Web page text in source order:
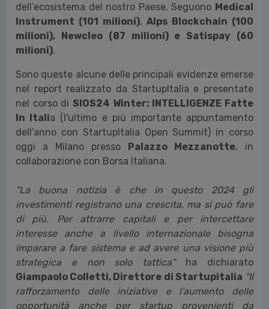
dell’ecosistema del nostro Paese. Seguono Medical
Instrument (101 milioni),Alps Blockchain (100
milioni), Newcleo (87 milioni) e Satispay (60
milioni).
Sono queste alcune delle principali evidenze emerse
nel report realizzato da StartupItalia e presentate
nel corso di SIOS24 Winter: INTELLIGENZE Fatte
In Italia (l'ultimo e più importante appuntamento
dell’anno con StartupItalia Open Summit) in corso
oggi a Milano presso Palazzo Mezzanotte, in
collaborazione con Borsa Italiana.
“La buona notizia è che in questo 2024 gli
investimenti registrano una crescita, ma si può fare
di più. Per attrarre capitali e per intercettare
interesse anche a livello internazionale bisogna
imparare a fare sistema e ad avere una visione più
strategica e non solo tattica” ha dichiarato
Giampaolo Colletti, Direttore di Startupitalia “Il
rafforzamento delle iniziative e l’aumento delle
opportunità anche per startup provenienti da